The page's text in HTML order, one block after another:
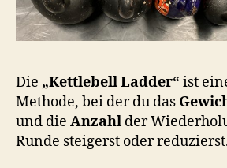
Die „Kettlebell Ladder“ ist
Methode, bei der du das
und die Anzahl der
Runde steigerst oder